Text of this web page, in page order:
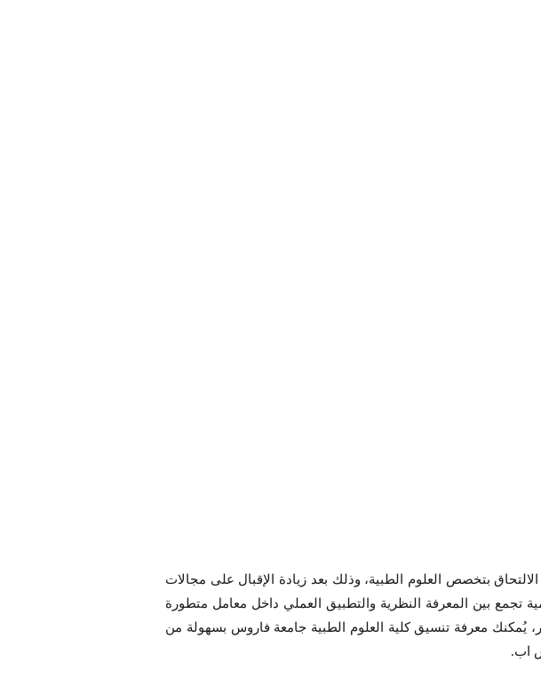
بتخصص العلوم الطبية، وذلك بعد زيادة الإقبال على مجالات
تجمع بين المعرفة النظرية والتطبيق العملي داخل معامل متطورة
يُمكنك معرفة تنسيق كلية العلوم الطبية جامعة فاروس بسهولة من